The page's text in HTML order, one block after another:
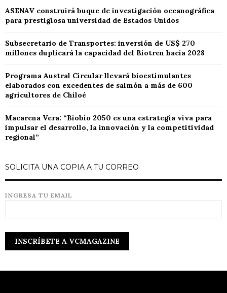
ASENAV construirá buque de investigación oceanográfica
para prestigiosa universidad de Estados Unidos
Subsecretario de Transportes: inversión de US$ 270
millones duplicará la capacidad del Biotren hacia 2028
Programa Austral Circular llevará bioestimulantes
elaborados con excedentes de salmón a más de 600
agricultores de Chiloé
Macarena Vera: “Biobío 2050 es una estrategia viva para
impulsar el desarrollo, la innovación y la competitividad
regional”
SOLICITA UNA COPIA A TU CORREO
INGRESA TU EMAIL